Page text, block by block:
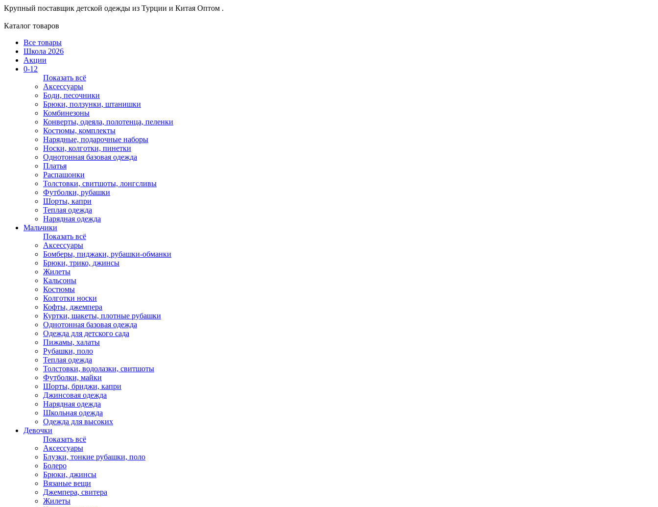
Крупный поставщик детской одежды из Турции и Китая Оптом .
Каталог товаров
Все товары
Школа 2026
Акции
0-12
Показать всё
Аксессуары
Боди, песочники
Брюки, ползунки, штанишки
Комбинезоны
Конверты, одеяла, полотенца, пеленки
Костюмы, комплекты
Нарядные, подарочные наборы
Носки, колготки, пинетки
Однотонная базовая одежда
Платья
Распашонки
Толстовки, свитшоты, лонгсливы
Футболки, рубашки
Шорты, капри
Теплая одежда
Нарядная одежда
Мальчики
Показать всё
Аксессуары
Бомберы, пиджаки, рубашки-обманки
Брюки, трико, джинсы
Жилеты
Кальсоны
Костюмы
Колготки носки
Кофты, джемпера
Куртки, шакеты, плотные рубашки
Однотонная базовая одежда
Одежда для детского сада
Пижамы, халаты
Рубашки, поло
Теплая одежда
Толстовки, водолазки, свитшоты
Футболки, майки
Шорты, бриджи, капри
Джинсовая одежда
Нарядная одежда
Школьная одежда
Одежда для высоких
Девочки
Показать всё
Аксессуары
Блузки, тонкие рубашки, поло
Болеро
Брюки, джинсы
Вязаные вещи
Джемпера, свитера
Жилеты